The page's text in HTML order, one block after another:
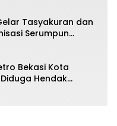
Tasyakuran dan
Serumpun
Bekasi Kota
Hendak